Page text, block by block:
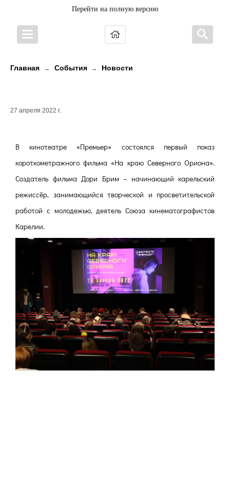
Перейти на полную версию
Главная → События → Новости
27 апреля 2022 г.
В кинотеатре «Премьер» состоялся первый показ
короткометражного фильма «На краю Северного Ориона».
Создатель фильма Дори Брим – начинающий карельский
режиссёр, занимающийся творческой и просветительской
работой с молодежью, деятель Союза кинематографистов
Карелии.